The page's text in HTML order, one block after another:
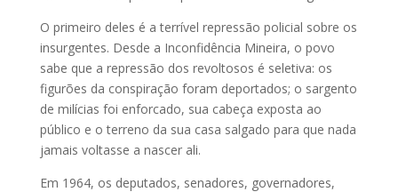
O primeiro deles é a terrível repressão policial sobre os
insurgentes. Desde a Inconfidência Mineira, o povo
sabe que a repressão dos revoltosos é seletiva: os
figurões da conspiração foram deportados; o sargento
de milícias foi enforcado, sua cabeça exposta ao
público e o terreno da sua casa salgado para que nada
jamais voltasse a nascer ali.
Em 1964, os deputados, senadores, governadores,